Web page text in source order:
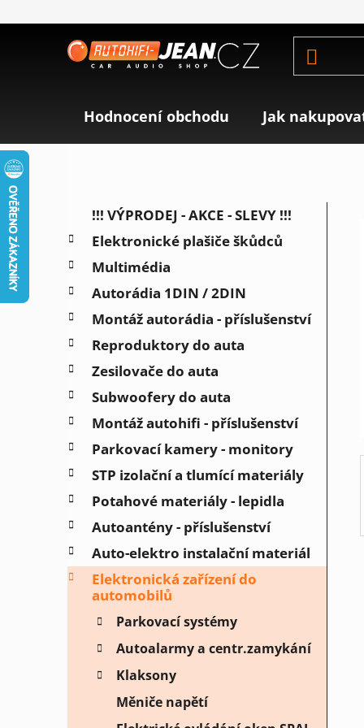
na
Hodnocení obchodu Jak
o
s
t
r
a
n
n
í
p
a
n
e
Přeskočit
t
e
g
o
r
i
e
!!! VÝPRODEJ - AKCE - SLEVY !!!
Elektronické plašiče škůdců
Multimédia
Autorádia 1DIN / 2DIN
Montáž autorádia - příslušenství
Reproduktory do auta
Zesilovače do auta
Subwoofery do auta
Montáž autohifi - příslušenství
Parkovací kamery - monitory
STP izolační a tlumící materiály
Potahové materiály - lepidla
Autoantény - příslušenství
Auto-elektro instalační materiál
Elektronická zařízení do
automobilů
Parkovací systémy
Autoalarmy a centr.zamykání
Klaksony
Měniče napětí